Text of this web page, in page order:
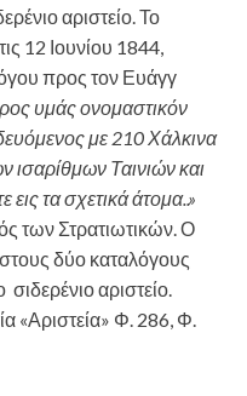
αριστείο. Το
12 Ιουνίου 1844,
προς τον Ευάγγ
υμάς ονομαστικόν
με 210 Χάλκινα
ισαρίθμων Ταινιών και
τα σχετικά άτομα..»
των Στρατιωτικών. Ο
δύο καταλόγους
σιδερένιο αριστείο.
«Αριστεία» Φ. 286, Φ.